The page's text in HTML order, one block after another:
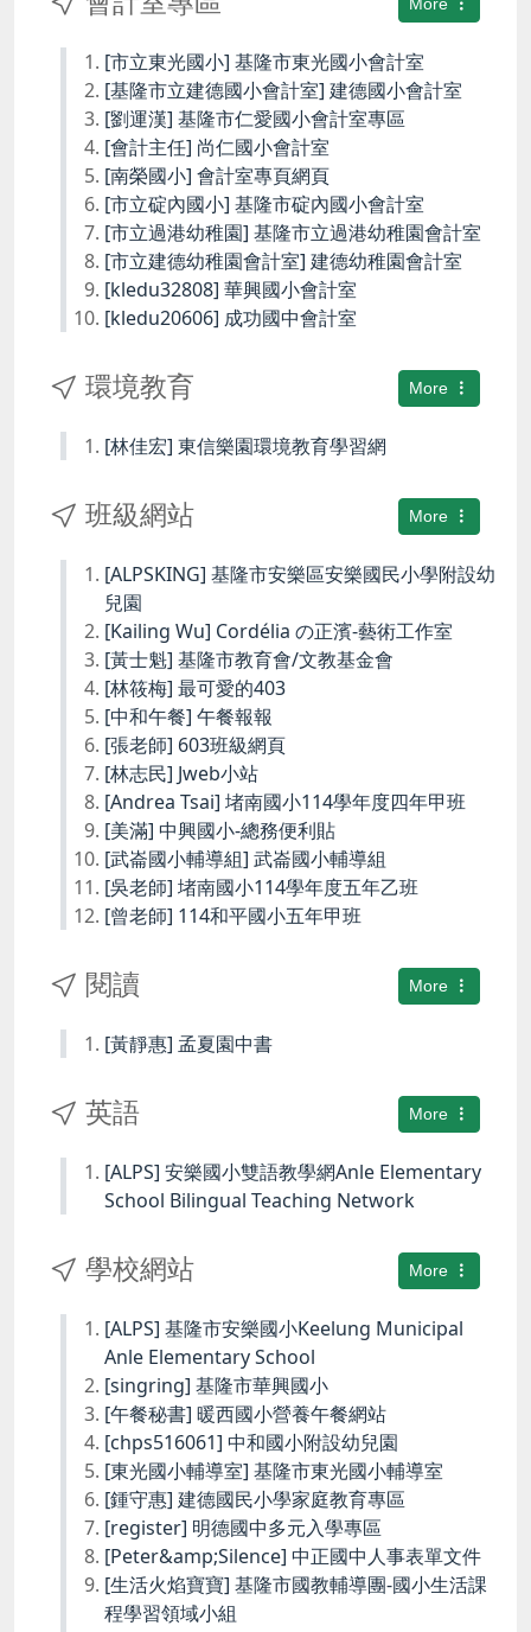
[市立東光國小] 基隆市東光國小會計室
[基隆市立建德國小會計室] 建德國小會計室
[劉運漢] 基隆市仁愛國小會計室專區
[會計主任] 尚仁國小會計室
[南榮國小] 會計室專頁網頁
[市立碇內國小] 基隆市碇內國小會計室
[市立過港幼稚園] 基隆市立過港幼稚園會計室
[市立建德幼稚園會計室] 建德幼稚園會計室
[kledu32808] 華興國小會計室
[kledu20606] 成功國中會計室
More
環境教育
[林佳宏] 東信樂園環境教育學習網
More
班級網站
[ALPSKING] 基隆市安樂區安樂國民小學附設幼
兒園
[Kailing Wu] Cordélia の正濱-藝術工作室
[黃士魁] 基隆市教育會/文教基金會
[林筱梅] 最可愛的403
[中和午餐] 午餐報報
[張老師] 603班級網頁
[林志民] Jweb小站
[Andrea Tsai] 堵南國小114學年度四年甲班
[美滿] 中興國小-總務便利貼
[武崙國小輔導組] 武崙國小輔導組
[吳老師] 堵南國小114學年度五年乙班
[曾老師] 114和平國小五年甲班
More
閱讀
[黃靜惠] 孟夏園中書
More
英語
[ALPS] 安樂國小雙語教學網Anle Elementary
School Bilingual Teaching Network
More
學校網站
[ALPS] 基隆市安樂國小Keelung Municipal
Anle Elementary School
[singring] 基隆市華興國小
[午餐秘書] 暖西國小營養午餐網站
[chps516061] 中和國小附設幼兒園
[東光國小輔導室] 基隆市東光國小輔導室
[鍾守惠] 建德國民小學家庭教育專區
[register] 明德國中多元入學專區
[Peter&amp;Silence] 中正國中人事表單文件
[生活火焰寶寶] 基隆市國教輔導團-國小生活課
程學習領域小組